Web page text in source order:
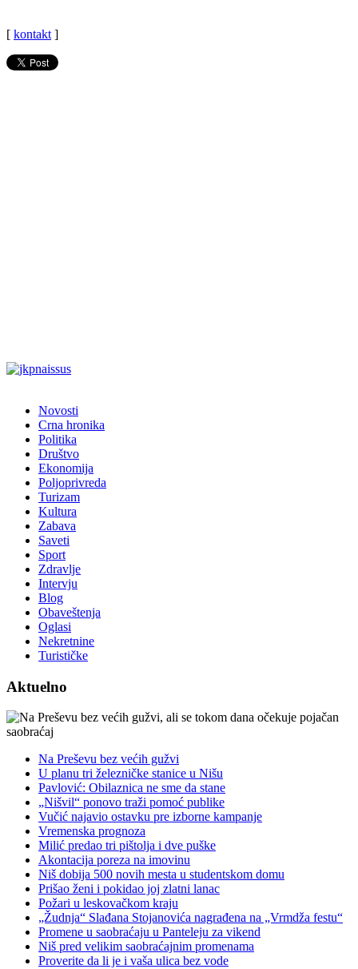
[ kontakt ]
Novosti
Crna hronika
Politika
Društvo
Ekonomija
Poljoprivreda
Turizam
Kultura
Zabava
Saveti
Sport
Zdravlje
Intervju
Blog
Obaveštenja
Oglasi
Nekretnine
Turističke
Aktuelno
Na Preševu bez većih gužvi
U planu tri železničke stanice u Nišu
Pavlović: Obilaznica ne sme da stane
„Nišvil“ ponovo traži pomoć publike
Vučić najavio ostavku pre izborne kampanje
Vremenska prognoza
Milić predao tri pištolja i dve puške
Akontacija poreza na imovinu
Niš dobija 500 novih mesta u studentskom domu
Prišao ženi i pokidao joj zlatni lanac
Požari u leskovačkom kraju
„Žudnja“ Slađana Stojanovića nagrađena na „Vrmdža festu“
Promene u saobraćaju u Panteleju za vikend
Niš pred velikim saobraćajnim promenama
Proverite da li je i vaša ulica bez vode